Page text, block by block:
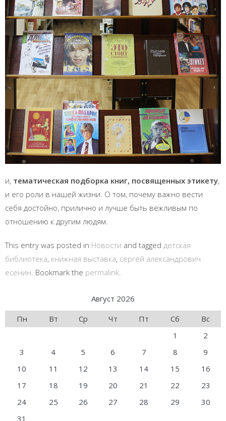
и, тематическая подборка книг, посвященных этикету,
и его роли в нашей жизни. О том, почему важно вести
себя достойно, прилично и лучше быть вежливым по
отношению к другим людям.
This entry was posted in Новости and tagged детская
библиотека, книжная выставка, сергей александрович
есенин. Bookmark the permalink.
Август 2026
Пн
Вт Ср Чт Пт Сб
Вс
1
2
3
4 5 6 7 8
9
10
11 12 13 14 15
16
17
18 19 20 21 22
23
24
25 26 27 28 29
30
31